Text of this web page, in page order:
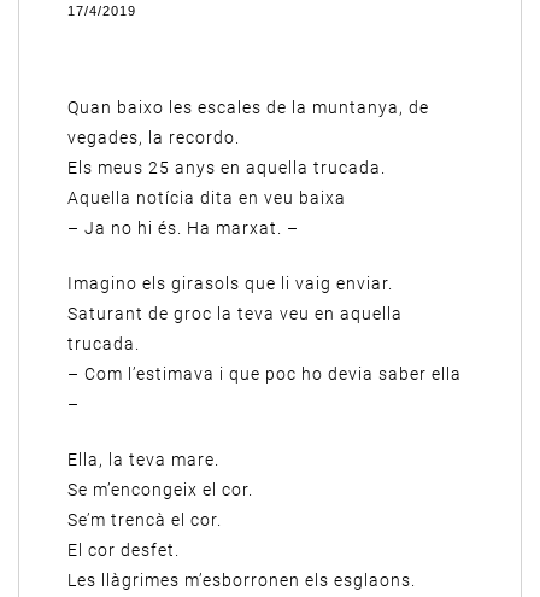
17/4/2019
Quan baixo les escales de la muntanya, de
vegades, la recordo.
Els meus 25 anys en aquella trucada.
Aquella notícia dita en veu baixa
– Ja no hi és. Ha marxat. –
Imagino els girasols que li vaig enviar.
Saturant de groc la teva veu en aquella
trucada.
– Com l’estimava i que poc ho devia saber ella
–
Ella, la teva mare.
Se m’encongeix el cor.
Se’m trencà el cor.
El cor desfet.
Les llàgrimes m’esborronen els esglaons.